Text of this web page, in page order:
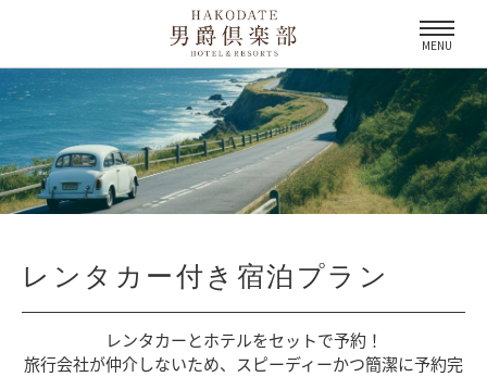
MENU
レンタカー付き宿泊プラン
レンタカーとホテルをセットで予約！
旅行会社が仲介しないため、
スピーディーかつ簡潔に予約完